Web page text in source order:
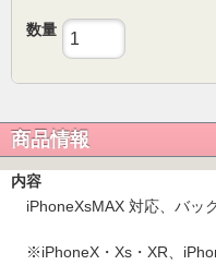
数量
商品情報
内容
iPhoneXsMAX 対応、バッ
※iPhoneX・Xs・XR、